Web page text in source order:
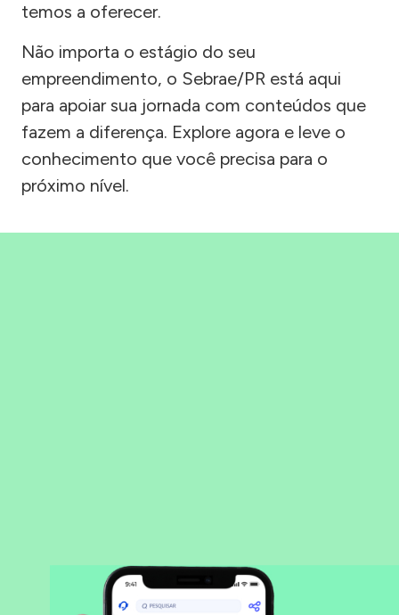
temos a oferecer.
Não importa o estágio do seu
empreendimento, o Sebrae/PR está aqui
para apoiar sua jornada com conteúdos que
fazem a diferença. Explore agora e leve o
conhecimento que você precisa para o
próximo nível.